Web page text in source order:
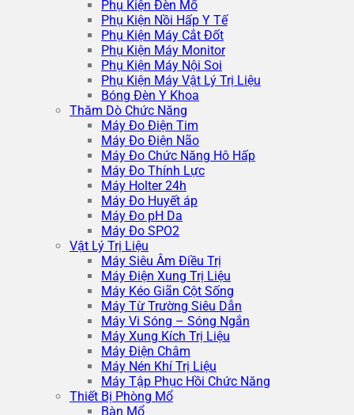
Phụ Kiện Đèn Mổ
Phụ Kiện Nồi Hấp Y Tế
Phụ Kiện Máy Cắt Đốt
Phụ Kiện Máy Monitor
Phụ Kiện Máy Nội Soi
Phụ Kiện Máy Vật Lý Trị Liệu
Bóng Đèn Y Khoa
Thăm Dò Chức Năng
Máy Đo Điện Tim
Máy Đo Điện Não
Máy Đo Chức Năng Hô Hấp
Máy Đo Thính Lực
Máy Holter 24h
Máy Đo Huyết áp
Máy Đo pH Da
Máy Đo SPO2
Vật Lý Trị Liệu
Máy Siêu Âm Điều Trị
Máy Điện Xung Trị Liệu
Máy Kéo Giãn Cột Sống
Máy Từ Trường Siêu Dẫn
Máy Vi Sóng – Sóng Ngắn
Máy Xung Kích Trị Liệu
Máy Điện Châm
Máy Nén Khí Trị Liệu
Máy Tập Phục Hồi Chức Năng
Thiết Bị Phòng Mổ
Bàn Mổ